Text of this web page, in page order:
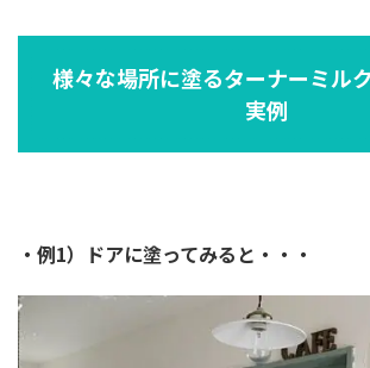
様々な場所に塗るターナーミル
実例
・例1）ドアに塗ってみると・・・